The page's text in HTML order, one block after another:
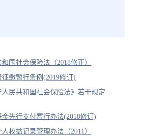
国社会保险法（2018修正）
缴暂行条例(2019修订)
人民共和国社会保险法》若干规定
先行支付暂行办法(2018修订)
权益记录管理办法（2011）